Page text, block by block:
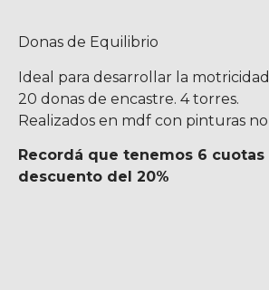
Donas de Equilibrio
Ideal para desarrollar la
20 donas de encastre. 4 torres.
Realizados en mdf con pinturas no
Recordá que tenemos 6
descuento del 20%